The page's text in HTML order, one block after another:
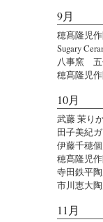
9月
穂髙隆児
Sugary
八事窯 五
穂髙隆児
10月
武藤 茉り
田子美紀ガ
伊藤千穂
穂髙隆児
寺田鉄平
市川恵大
11月